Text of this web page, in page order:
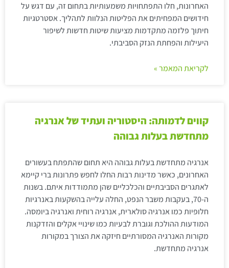
האחרונות, חלו התפתחויות משמעותיות בתחום זה, עם דגש על
חידושים המפחיתים את הפליטות הנלוות לתהליך. אסטרטגיות
חיתוך פלזמה מתקדמות מציעות שיטות חדשות לשיפור
היעילות והפחתת הנזק הסביבתי.
לקריאת המאמר »
קווים לדמותה: היסטוריה ועתיד של אנרגיה
מתחדשת בעלות גבוהה
אנרגיה מתחדשת בעלות גבוהה היא תחום שהתפתח בעשורים
האחרונים, כאשר מדינות רבות החלו לחפש פתרונות ברי קיימא
לאתגרים הסביבתיים והכלכליים שהן מתמודדות איתם. בשנות
ה-70, בעקבות משבר הנפט, החלה עלייה בהשקעות באנרגיות
חלופיות כמו אנרגיה סולארית, אנרגיה רוחית ואנרגיה ביומסה.
המודעות ההולכת וגוברת לבעיות כמו שינויי אקלים והזדקנות
מקורות האנרגיה המסורתיים חיזקה את הצורך במקורות
אנרגיה מתחדשת.